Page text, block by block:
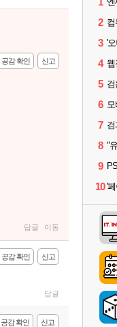
신고
공감 확인
답글 이동
신고
공감 확인
답글
신고
공감 확인
2
3
4
5
6
7
8
9
10